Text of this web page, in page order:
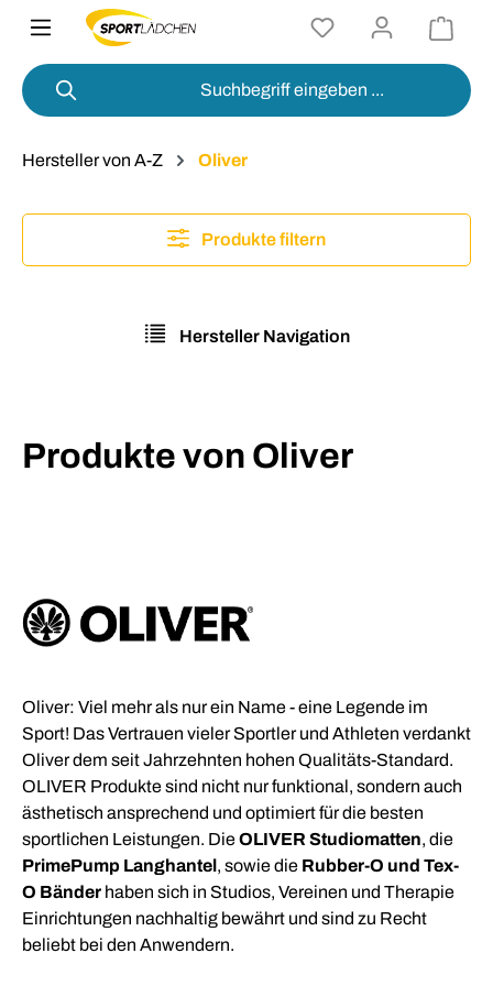
springen
Hersteller von A-Z Oliver
Produkte filtern
Hersteller Navigation
Produkte von Oliver
Oliver: Viel mehr als nur ein Name - eine Legende im
Sport! Das Vertrauen vieler Sportler und Athleten verdankt
Oliver dem seit Jahrzehnten hohen Qualitäts-Standard.
OLIVER Produkte sind nicht nur funktional, sondern auch
ästhetisch ansprechend und optimiert für die besten
sportlichen Leistungen. DieOLIVER Studiomatten, die
PrimePump Langhantel, sowie die Rubber-O und Tex-
O Bänder haben sich in Studios, Vereinen und Therapie
Einrichtungen nachhaltig bewährt und sind zu Recht
beliebt bei den Anwendern.